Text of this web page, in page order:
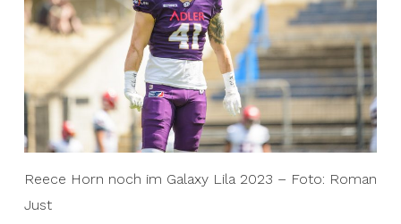
Reece Horn noch im Galaxy Lila 2023 – Foto: Roman
Just